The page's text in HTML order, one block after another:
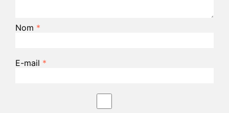
Nom *
E-mail *